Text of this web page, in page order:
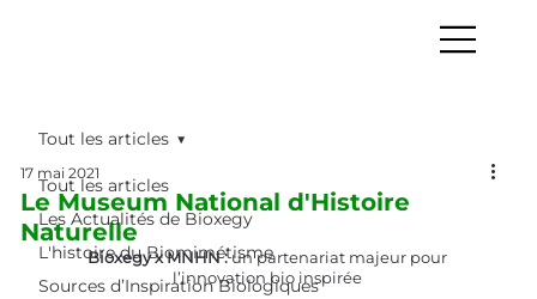
Tout les articles
Les Actualités de Bioxegy
L'histoire du Biomimétisme
Sources d’Inspiration Biologiques
Tout les articles
Le Museum National d'Histoire
Naturelle
17 mai 2021
Bioxegy x MNHN : un partenariat majeur pour
l’innovation bio inspirée